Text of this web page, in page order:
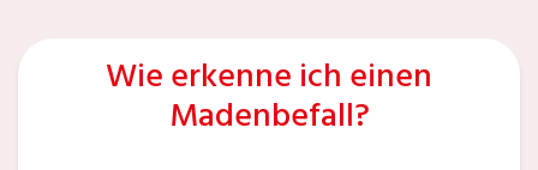
Wie erkenne ich einen
Madenbefall?